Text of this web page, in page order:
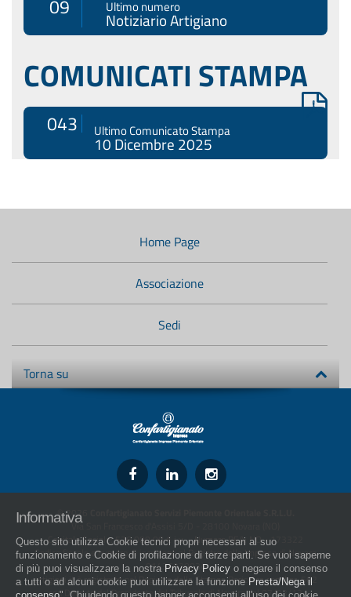
09 Ultimo numero
Notiziario Artigiano
COMUNICATI STAMPA
043 Ultimo Comunicato Stampa
10 Dicembre 2025
Home Page
Associazione
Sedi
Torna su
© 2026
Via San Francesco d'Assisi 5/D - 28100 Novara (NO)
Capitale Sociale: 526.000,00 € i.v. - Numero REA: NO - 173322
Codice fiscale e numero di iscrizione al Registro delle Imprese di Novara
01436930034
artigiani.it è registrato nel Registro della Stampa Periodica con il nr. 562
con Decreto del Presidente del Tribunale di Novara del 07/03/13
Informativa
Questo sito utilizza Cookie tecnici propri necessari al suo
funzionamento e Cookie di profilazione di terze parti. Se vuoi saperne
di più puoi visualizzare la nostra Privacy Policy o negare il consenso
a tutti o ad alcuni cookie puoi utilizzare la funzione Presta/Nega il